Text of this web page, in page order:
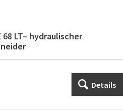
68 LT– hydraulischer
Details